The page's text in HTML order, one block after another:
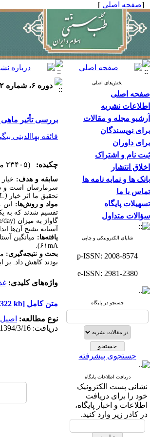
[صفحه اصلی ]
بخش‌های اصلی
صفحه اصلی
اطلاعات نشریه
آرشیو مجله و مقالات
برای نویسندگان
برای داوران
ثبت نام و اشتراک
اخلاق انتشار
بانک ها و نمایه نامه ها
تماس با ما
تسهیلات پایگاه
سؤالات متداول
شاپای الکترونیکی و چاپی
p-ISSN: 2008-8574
e-ISSN: 2981-2380
جستجو در پایگاه
جستجوی پیشرفته
دریافت اطلاعات پایگاه
نشانی پست الکترونیک
خود را برای دریافت
اطلاعات و اخبار پایگاه،
در کادر زیر وارد کنید.
دوره ۶، شماره ۲ - ( تابستان ۱۳۹۴ )
بررسی تأثیر
فائقه بهاالدینی
چکیده: (۲۳۴۰۵ مشاهده)
سابقه و هدف:
سرمارسان است و
تحقیق ما اثر خیار (
.
مواد و روش‌ها:
تقسیم شدند که به
آستانه تشنج آن‌ها
یافته‌ها:
۶۱mA).
بحث و نتیجه‌گیری:
بودند کاهش داد. بر
واژه‌های کلیدی:
متن کامل [PDF 322 kb]
نوع مطالعه:
دریافت: 1394/3/16 | پذیرش: 1394/3/16